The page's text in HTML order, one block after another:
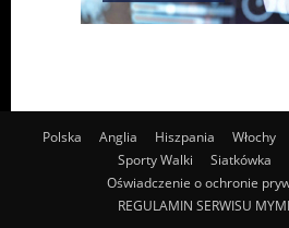
Polska Anglia Hiszpania Włochy
Sporty Walki
Siatkówka
Oświadczenie o ochronie
REGULAMIN SERWISU